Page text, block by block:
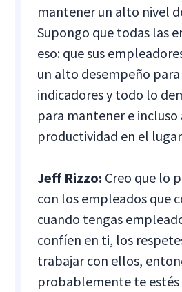
mantener un alto nivel
Supongo que todas las
eso: que sus
un alto desempeño
indicadores y todo lo
para mantener e
productividad en el
Jeff Rizzo: Creo que lo
con los empleados que
cuando tengas
confíen en ti, los
trabajar con ellos,
probablemente te